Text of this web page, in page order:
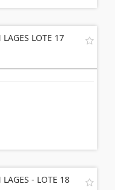
LOTE 17
- LOTE 18